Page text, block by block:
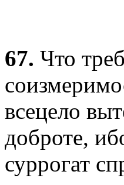
67. Что
всецело
доброте,
суррогат